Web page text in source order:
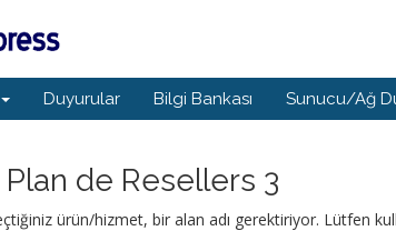
Duyurular Bilgi Bankası Sunucu/Ağ
Plan de Resellers 3
ürün/hizmet, bir alan adı gerektiriyor. Lütfen